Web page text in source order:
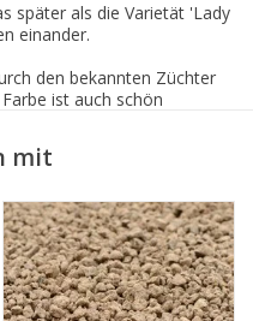
später als die Varietät 'Lady
einander.
den bekannten Züchter
ist auch schön
einem warmen, sonnigen
aus Afghanistan und
mit